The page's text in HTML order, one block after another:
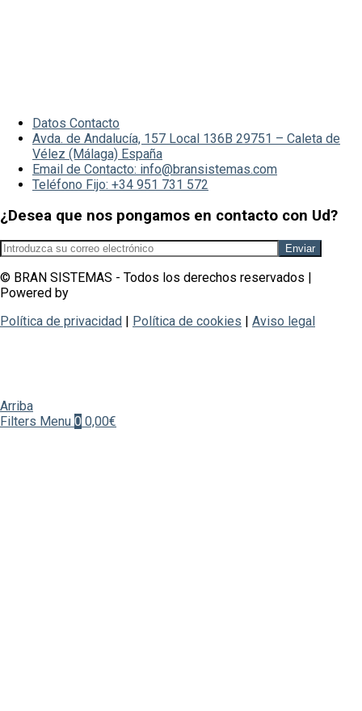
Datos Contacto
Avda. de Andalucía, 157 Local 136B 29751 – Caleta de
Vélez (Málaga) España
Email de Contacto: info@bransistemas.com
Teléfono Fijo: +34 951 731 572
¿Desea que nos pongamos en contacto con Ud?
© BRAN SISTEMAS - Todos los derechos reservados |
Powered by
Política de privacidad | Política de cookies | Aviso legal
Arriba
Filters Menu 0 0,00€